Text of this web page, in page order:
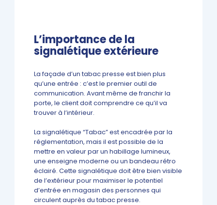
L’importance de la
signalétique extérieure
La façade d’un tabac presse est bien plus
qu’une entrée : c’est le premier outil de
communication. Avant même de franchir la
porte, le client doit comprendre ce qu’il va
trouver à l’intérieur.
La signalétique “Tabac” est encadrée par la
réglementation, mais il est possible de la
mettre en valeur par un habillage lumineux,
une enseigne moderne ou un bandeau rétro
éclairé. Cette signalétique doit être bien visible
de l’extérieur pour maximiser le potentiel
d’entrée en magasin des personnes qui
circulent auprès du tabac presse.